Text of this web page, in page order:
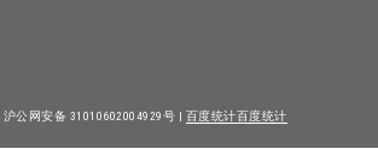
沪公网安备 31010602004929号 | 百度统计百度统计